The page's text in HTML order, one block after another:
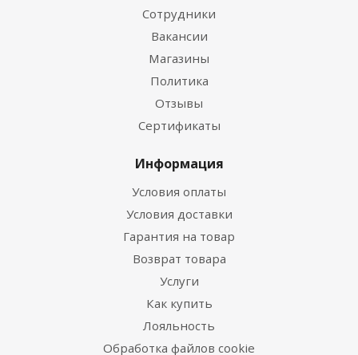
Сотрудники
Вакансии
Магазины
Политика
Отзывы
Сертификаты
Информация
Условия оплаты
Условия доставки
Гарантия на товар
Возврат товара
Услуги
Как купить
Лояльность
Обработка файлов cookie